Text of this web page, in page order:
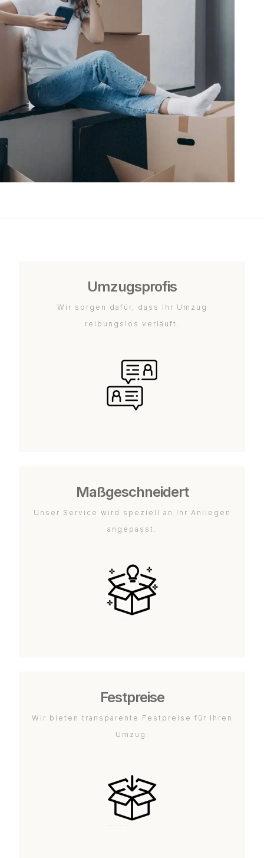
Umzugsprofis
Wir sorgen dafür, dass Ihr Umzug
reibungslos verläuft.
Maßgeschneidert
Unser Service wird speziell an Ihr Anliegen
angepasst.
Festpreise
Wir bieten transparente Festpreise für Ihren
Umzug.